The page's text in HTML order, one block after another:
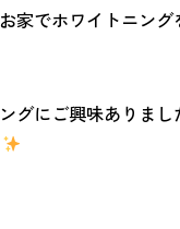
家でホワイトニン
グにご興味ありまし